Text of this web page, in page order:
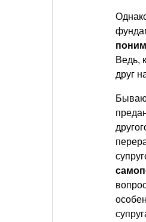
Ведь,
друг